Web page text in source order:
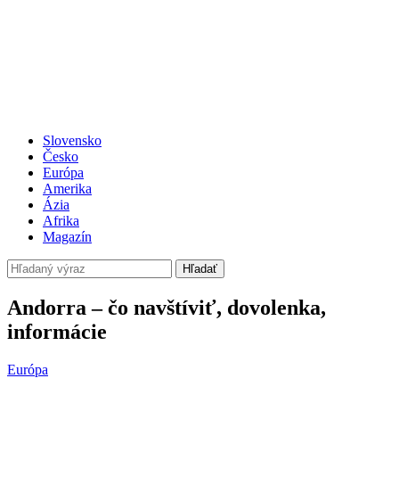
Slovensko
Česko
Európa
Amerika
Ázia
Afrika
Magazín
Hľadať
Andorra – čo navštíviť, dovolenka,
informácie
Európa